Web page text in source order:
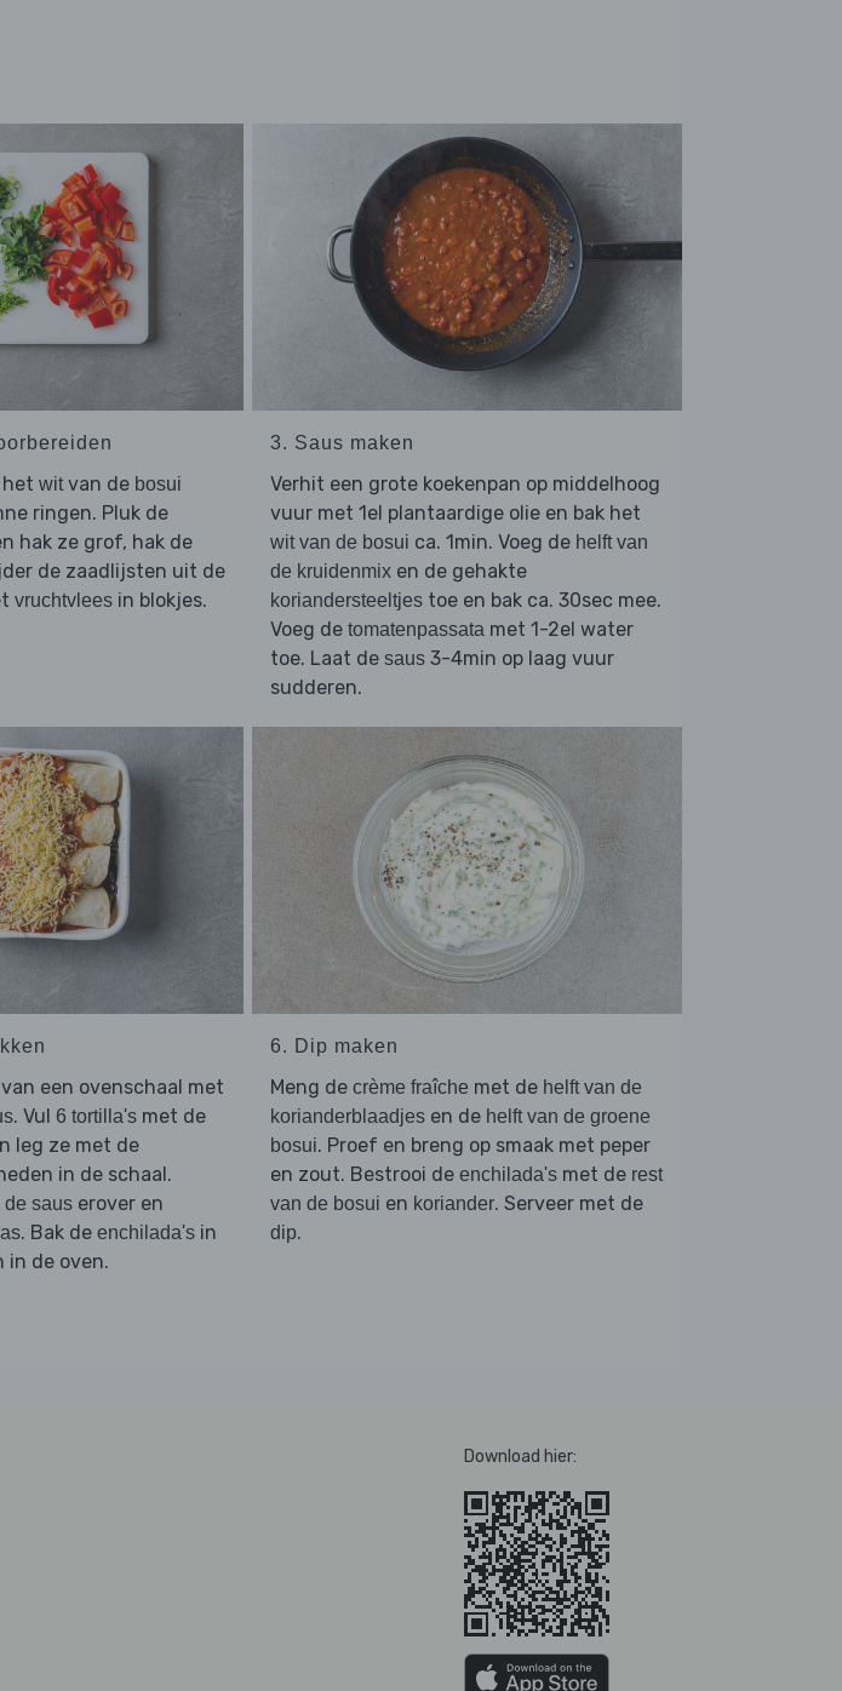
het witvan de bosui
ringen. Pluk de
hak ze grof, hak de
de zaadlijsten uit de
vruchtvleesin blokjes.
3. Saus maken
Verhit een grote koekenpan op middelhoog
vuur met 1el plantaardige olie en bak het
wit van de bosui ca. 1min. Voeg de helft van
de kruidenmix en de gehakte
koriandersteeltjes toe en bak ca. 30sec mee.
Voeg de tomatenpassata met 1-2el water
toe. Laat de saus 3-4min op laag vuur
sudderen.
een ovenschaal met
. Vul 6 tortilla'smet de
leg ze met de
in de schaal.
de sauserover en
. Bak de enchilada'sin
in de oven.
6. Dip maken
Meng de crème fraîche met de helft van de
korianderblaadjes en de helft van de groene
bosui. Proef en breng op smaak met peper
en zout. Bestrooi de enchilada's met de rest
van de bosui en koriander. Serveer met de
dip.
Download hier: